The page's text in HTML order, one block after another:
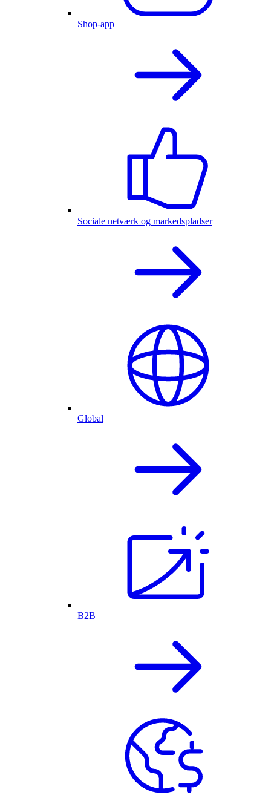
Shop-app
Sociale netværk og markedspladser
Global
B2B